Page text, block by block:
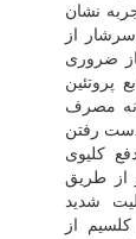
نشان
از
ضروری
پروتئین
مصرف
دست رفتن
کلیوی
از طریق
شدید
از